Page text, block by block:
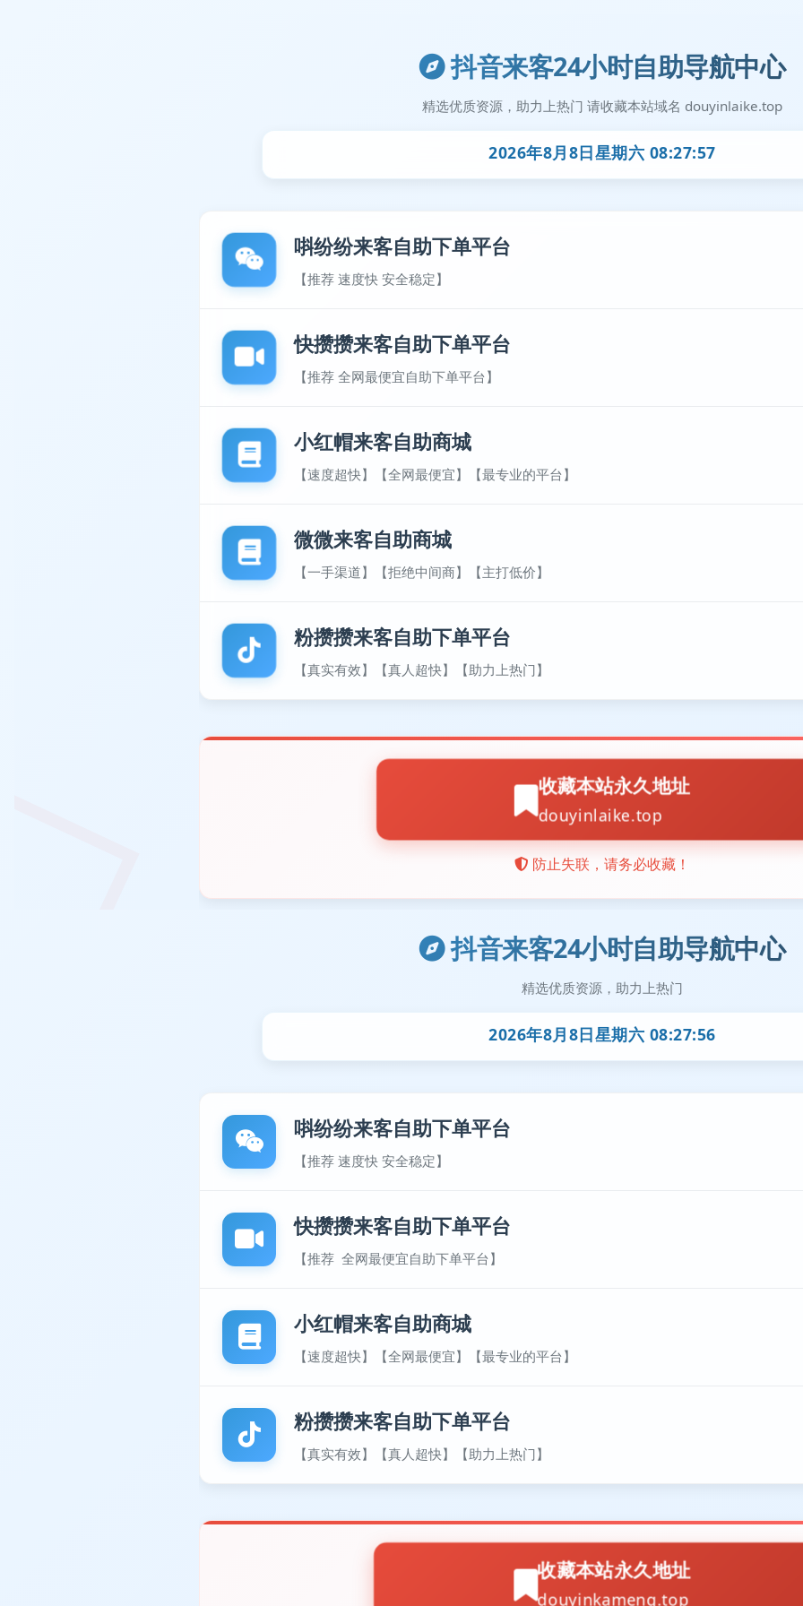
抖音来客24小时自助导航中心
精选优质资源，助力上热门
2026年8月8日星期六 08:27:57
唞纷纷来客自助下单平台
【推荐 速度快 安全稳定】
快攒攒来客自助下单平台
【推荐 全网最便宜自助下单平台】
小红帽来客自助商城
【速度超快】【全网最便宜】【最专业的平台】
粉攒攒来客自助下单平台
【真实有效】【真人超快】【助力上热门】
收藏本站永久地址
douyinkameng.top